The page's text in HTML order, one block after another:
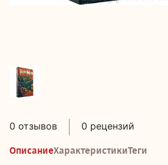
0 отзывов 0 рецензий
ОписаниеХарактеристикиТеги